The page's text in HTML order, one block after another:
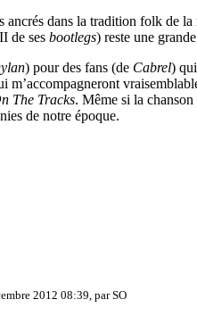
dans la tradition folk de
de ses bootlegs) reste une
) pour des fans (de Cabrel)
m’accompagneront
The Tracks. Même si la
de notre époque.
2012 08:39, parSO